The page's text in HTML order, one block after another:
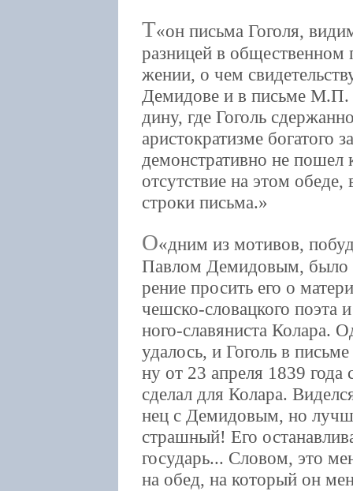
Т он письма Гоголя,
разницей в общественном
жении, о чем
Демидове и в письме
дину, где Гоголь
аристократизме богатого
демонстративно не пошел
отсутствие на этом
строки письма.
О дним из мотивов,
Павлом Демидовым, было
рение просить его о
чешско-словацкого поэта
ного-славяниста Колара.
удалось, и Гоголь в
ну от 23 апреля 1839
сделал для Колара.
нец с Демидовым, но
страшный! Его
государь... Словом, это
на обед, на который он